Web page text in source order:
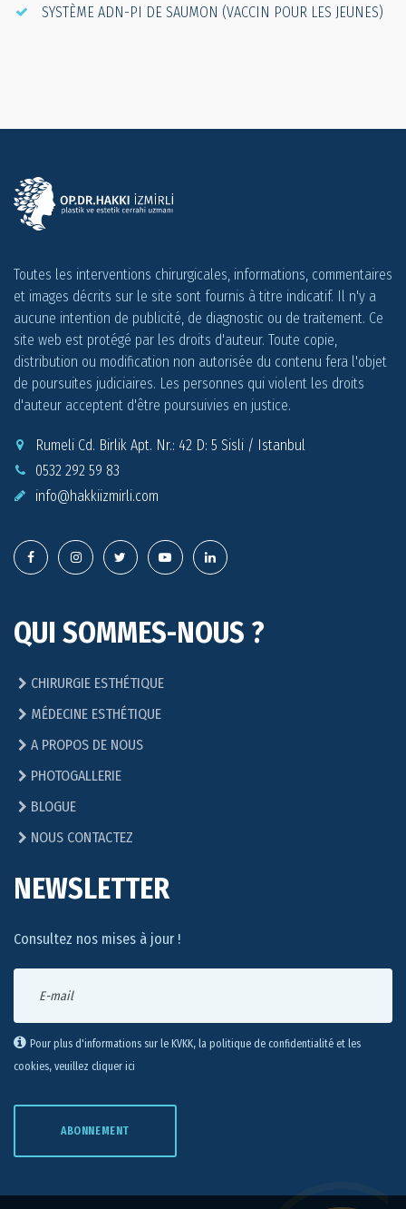
SYSTÈME ADN-PI DE SAUMON (VACCIN POUR LES JEUNES)
Toutes les interventions chirurgicales, informations, commentaires
et images décrits sur le site sont fournis à titre indicatif. Il n'y a
aucune intention de publicité, de diagnostic ou de traitement. Ce
site web est protégé par les droits d'auteur. Toute copie,
distribution ou modification non autorisée du contenu fera l'objet
de poursuites judiciaires. Les personnes qui violent les droits
d'auteur acceptent d'être poursuivies en justice.
Rumeli Cd. Birlik Apt. Nr.: 42 D: 5 Sisli / Istanbul
0532 292 59 83
info@hakkiizmirli.com
QUI SOMMES-NOUS ?
CHIRURGIE ESTHÉTIQUE
MÉDECINE ESTHÉTIQUE
A PROPOS DE NOUS
PHOTOGALLERIE
BLOGUE
NOUS CONTACTEZ
NEWSLETTER
Consultez nos mises à jour !
Pour plus d'informations sur le KVKK, la politique de confidentialité et les
cookies, veuillez cliquer ici
ABONNEMENT